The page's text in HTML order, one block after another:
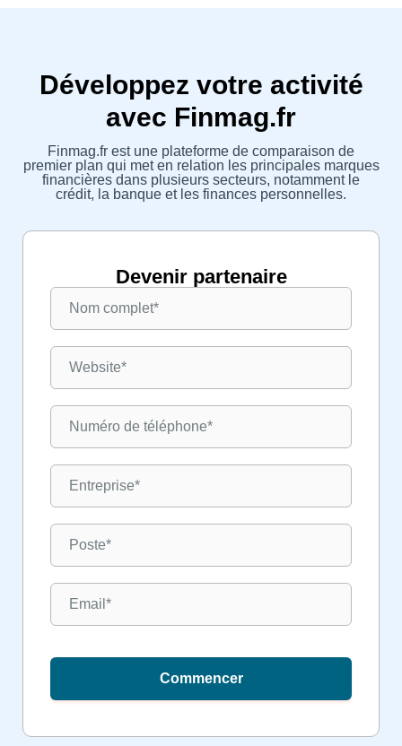
Développez votre activité
avec Finmag.fr
Finmag.fr est une plateforme de comparaison de
premier plan qui met en relation les principales marques
financières dans plusieurs secteurs, notamment le
crédit, la banque et les finances personnelles.
Devenir partenaire
Commencer